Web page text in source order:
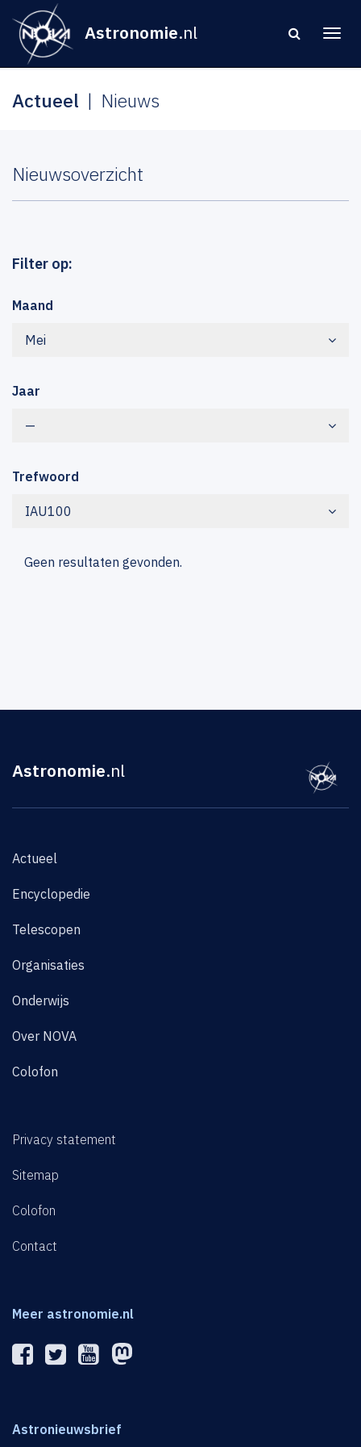
Astronomie.nl
Actueel Nieuws
Nieuwsoverzicht
Filter op:
Maand
Mei
Jaar
—
Trefwoord
IAU100
Geen resultaten gevonden.
Astronomie.nl
Actueel
Encyclopedie
Telescopen
Organisaties
Onderwijs
Over NOVA
Colofon
Privacy statement
Sitemap
Colofon
Contact
Meer astronomie.nl
Astronieuwsbrief